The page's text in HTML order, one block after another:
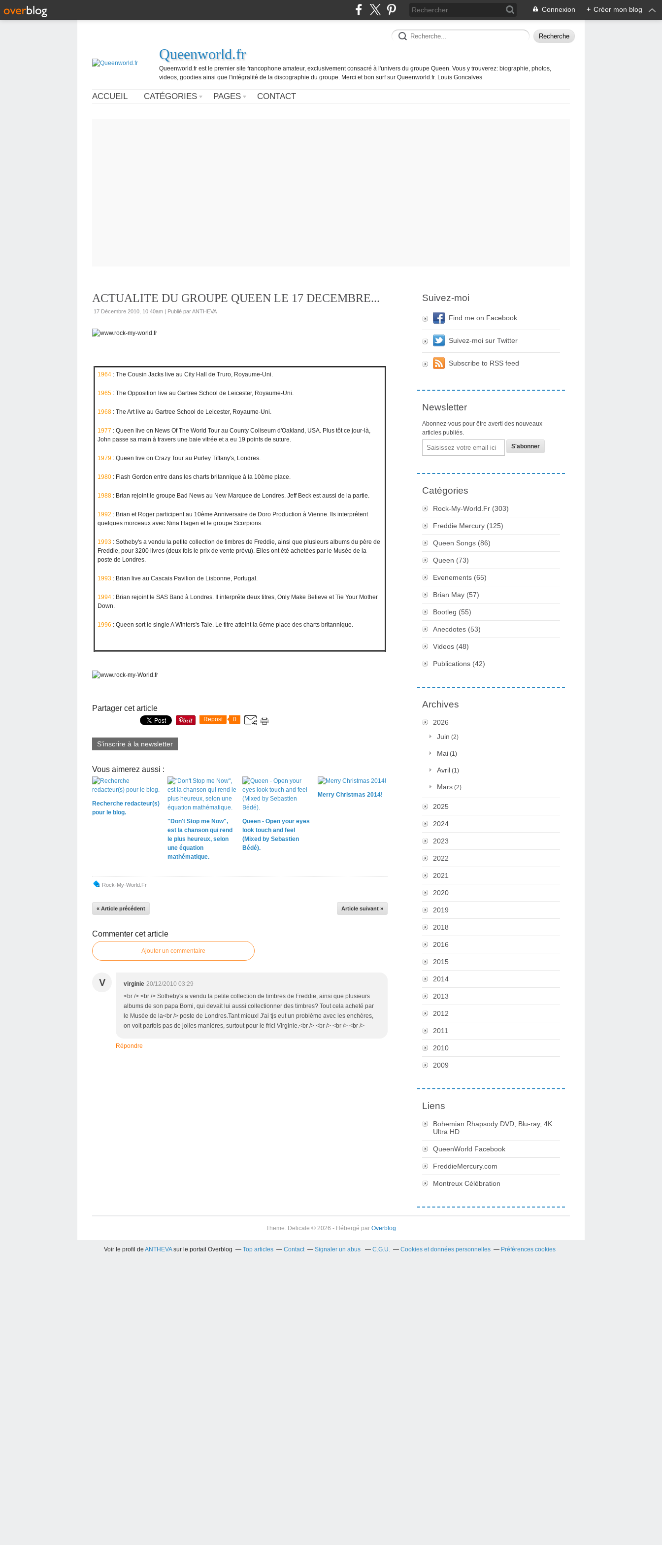
Connexion + Créer mon blog
Queenworld.fr
Queenworld.fr est le premier site francophone amateur, exclusivement consacré à l'univers du groupe Queen. Vous y trouverez: biographie, photos,
videos, goodies ainsi que l'intégralité de la discographie du groupe. Merci et bon surf sur Queenworld.fr. Louis Goncalves
ACCUEIL CATÉGORIES PAGES CONTACT
ACTUALITE DU GROUPE QUEEN LE 17 DECEMBRE...
17 Décembre 2010, 10:40am | Publié par ANTHEVA
1964 : The Cousin Jacks live au City Hall de Truro, Royaume-Uni.
1965 : The Opposition live au Gartree School de Leicester, Royaume-Uni.
1968 : The Art live au Gartree School de Leicester, Royaume-Uni.
1977 : Queen live on News Of The World Tour au County Coliseum d'Oakland, USA. Plus tôt ce jour-là,
John passe sa main à travers une baie vitrée et a eu 19 points de suture.
1979 : Queen live on Crazy Tour au Purley Tiffany's, Londres.
1980 : Flash Gordon entre dans les charts britannique à la 10ème place.
1988 : Brian rejoint le groupe Bad News au New Marquee de Londres. Jeff Beck est aussi de la partie.
1992 : Brian et Roger participent au 10ème Anniversaire de Doro Production à Vienne. Ils interprétent
quelques morceaux avec Nina Hagen et le groupe Scorpions.
1993 : Sotheby's a vendu la petite collection de timbres de Freddie, ainsi que plusieurs albums du père de
Freddie, pour 3200 livres (deux fois le prix de vente prévu). Elles ont été achetées par le Musée de la
poste de Londres.
1993 : Brian live au Cascais Pavilion de Lisbonne, Portugal.
1994 : Brian rejoint le SAS Band à Londres. Il interpréte deux titres, Only Make Believe et Tie Your Mother
Down.
1996 : Queen sort le single A Winters's Tale. Le titre atteint la 6ème place des charts britannique.
Partager cet article
Repost 0
S'inscrire à la newsletter
Vous aimerez aussi :
Recherche redacteur(s)
pour le blog.
"Don't Stop me Now",
est la chanson qui rend
le plus heureux, selon
une équation
mathématique.
Queen - Open your eyes
look touch and feel
(Mixed by Sebastien
Bédé).
Merry Christmas 2014!
Rock-My-World.fr
« Article précédent Article suivant »
Commenter cet article
Ajouter un commentaire
V virginie 20/12/2010 03:29
<br /> <br /> Sotheby's a vendu la petite collection de timbres de Freddie, ainsi que plusieurs
albums de son papa Bomi, qui devait lui aussi collectionner des timbres? Tout cela acheté par
le Musée de la<br /> poste de Londres.Tant mieux! J'ai tjs eut un problème avec les enchères,
on voit parfois pas de jolies manières, surtout pour le fric! Virginie.<br /> <br /> <br /> <br />
Répondre
Suivez-moi
Find me on Facebook
Suivez-moi sur Twitter
Subscribe to RSS feed
Newsletter
Abonnez-vous pour être averti des nouveaux
articles publiés.
Email
Catégories
Rock-My-World.fr (303)
Freddie Mercury (125)
Queen Songs (86)
Queen (73)
Evenements (65)
Brian May (57)
Bootleg (55)
Anecdotes (53)
Videos (48)
Publications (42)
Archives
2026
Juin (2)
Mai (1)
Avril (1)
Mars (2)
2025
2024
2023
2022
2021
2020
2019
2018
2016
2015
2014
2013
2012
2011
2010
2009
Liens
Bohemian Rhapsody DVD, Blu-ray, 4K
Ultra HD
QueenWorld Facebook
FreddieMercury.com
Montreux Célébration
Theme: Delicate © 2026 - Hébergé par Overblog
Voir le profil de ANTHEVAsur le portail Overblog Top articles Contact Signaler un abus C.G.U. Cookies et données personnelles Préférences cookies